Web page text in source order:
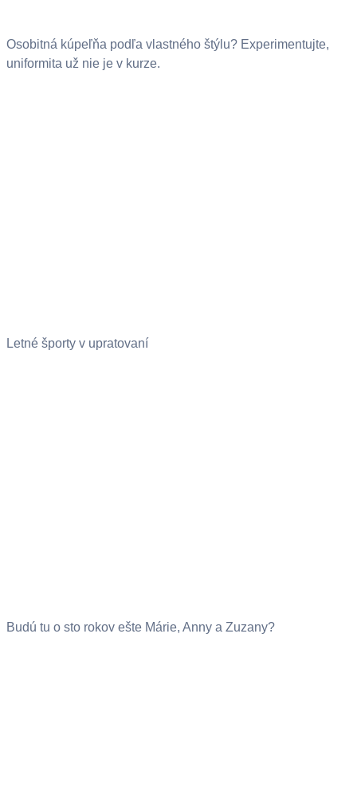
Osobitná kúpeľňa podľa vlastného štýlu? Experimentujte,
uniformita už nie je v kurze.
Letné športy v upratovaní
Budú tu o sto rokov ešte Márie, Anny a Zuzany?